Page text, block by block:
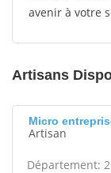
avenir à votre
Artisans
Micro
Artisan
Département: